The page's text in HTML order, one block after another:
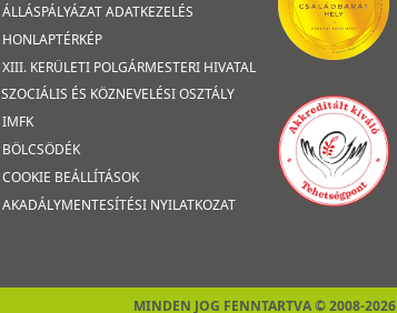
ÁLLÁSPÁLYÁZAT ADATKEZELÉS
HONLAPTÉRKÉP
XIII. KERÜLETI POLGÁRMESTERI HIVATAL
SZOCIÁLIS ÉS KÖZNEVELÉSI OSZTÁLY
IMFK
BÖLCSÖDÉK
COOKIE BEÁLLÍTÁSOK
AKADÁLYMENTESÍTÉSI NYILATKOZAT
MINDEN JOG FENNTARTVA © 2008-2026